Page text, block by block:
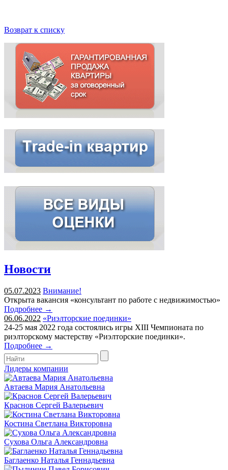
Возврат к списку
Новости
05.07.2023 Внимание!
Открыта вакансия «консультант по работе с недвижимостью»
Подробнее →
06.06.2022 «Риэлторские поединки»
24-25 мая 2022 года состоялись игры XIII Чемпионата по
риэлторскому мастерству «Риэлторские поединки».
Подробнее →
Лидеры компании
Автаева Мария Анатольевна
Краснов Сергей Валерьевич
Костина Светлана Викторовна
Сухова Ольга Александровна
Баглаенко Наталья Геннадьевна